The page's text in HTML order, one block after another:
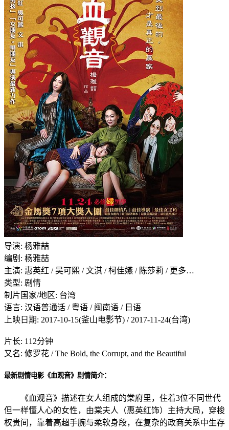
导演: 杨雅喆
编剧: 杨雅喆
主演: 惠英红 / 吴可熙 / 文淇 / 柯佳嬿 / 陈莎莉 / 更多…
类型: 剧情
制片国家/地区: 台湾
语言: 汉语普通话 / 粤语 / 闽南语 / 日语
上映日期: 2017-10-15(釜山电影节) / 2017-11-24(台湾)
片长: 112分钟
又名: 修罗花 / The Bold, the Corrupt, and the Beautiful
最新剧情电影《血观音》剧情简介：
《血观音》描述在女人组成的棠府里，住着3位不同世代
但一样懂人心的女性，由棠夫人（惠英红饰）主持大局，穿梭
权贵间，靠着高超手腕与柔软身段，在复杂的政商关系中生存